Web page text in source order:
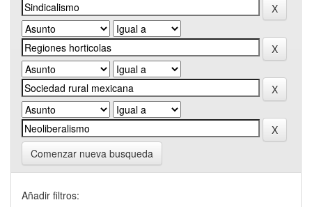
Comenzar nueva busqueda
Añadir filtros: